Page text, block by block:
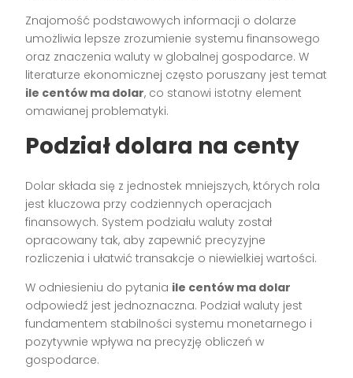
Znajomość podstawowych informacji o dolarze
umożliwia lepsze zrozumienie systemu finansowego
oraz znaczenia waluty w globalnej gospodarce. W
literaturze ekonomicznej często poruszany jest temat
ile centów ma dolar, co stanowi istotny element
omawianej problematyki.
Podział dolara na centy
Dolar składa się z jednostek mniejszych, których rola
jest kluczowa przy codziennych operacjach
finansowych. System podziału waluty został
opracowany tak, aby zapewnić precyzyjne
rozliczenia i ułatwić transakcje o niewielkiej wartości.
W odniesieniu do pytania ile centów ma dolar
odpowiedź jest jednoznaczna. Podział waluty jest
fundamentem stabilności systemu monetarnego i
pozytywnie wpływa na precyzję obliczeń w
gospodarce.